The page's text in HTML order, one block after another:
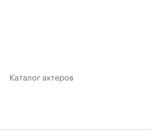
Каталог актеров